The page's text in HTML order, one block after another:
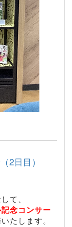
2日目）
て、
念コンサー
たします。